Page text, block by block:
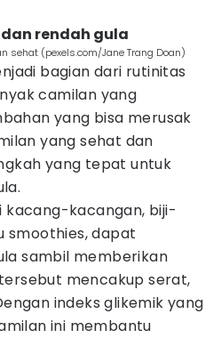
rendah gula
(pexels.com/Jane Trang Doan)
bagian dari rutinitas
camilan yang
yang bisa merusak
yang sehat dan
yang tepat untuk
kacang-kacangan, biji-
smoothies, dapat
sambil memberikan
mencakup serat,
indeks glikemik yang
ini membantu